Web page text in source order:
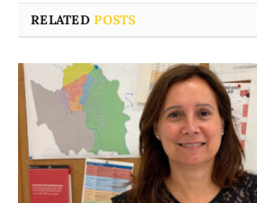
RELATEDPOSTS